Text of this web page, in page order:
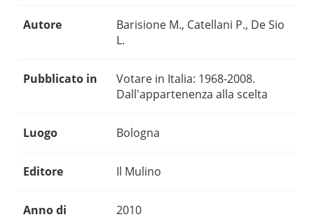
Autore
Barisione M., Catellani P., De Sio
L.
Pubblicato in
Votare in Italia: 1968-2008.
Dall'appartenenza alla scelta
Luogo Bologna
Editore Il Mulino
Anno di
2010